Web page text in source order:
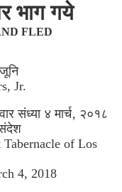
भाग गये
FLED
Jr.
संध्या ४ मार्च‚ २०१८
संदेश
of Los
4, 2018